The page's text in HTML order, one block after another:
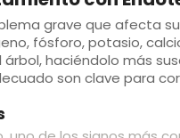
grave que afecta
fósforo, potasio,
haciéndolo más
son clave para